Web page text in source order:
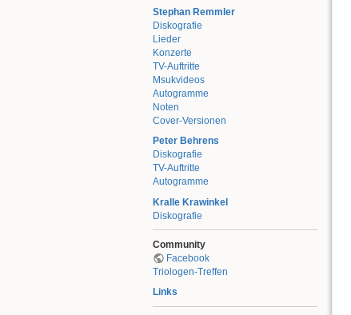
Stephan Remmler
Diskografie
Lieder
Konzerte
TV-Auftritte
Msukvideos
Autogramme
Noten
Cover-Versionen
Peter Behrens
Diskografie
TV-Auftritte
Autogramme
Kralle Krawinkel
Diskografie
Community
Facebook
Triologen-Treffen
Links